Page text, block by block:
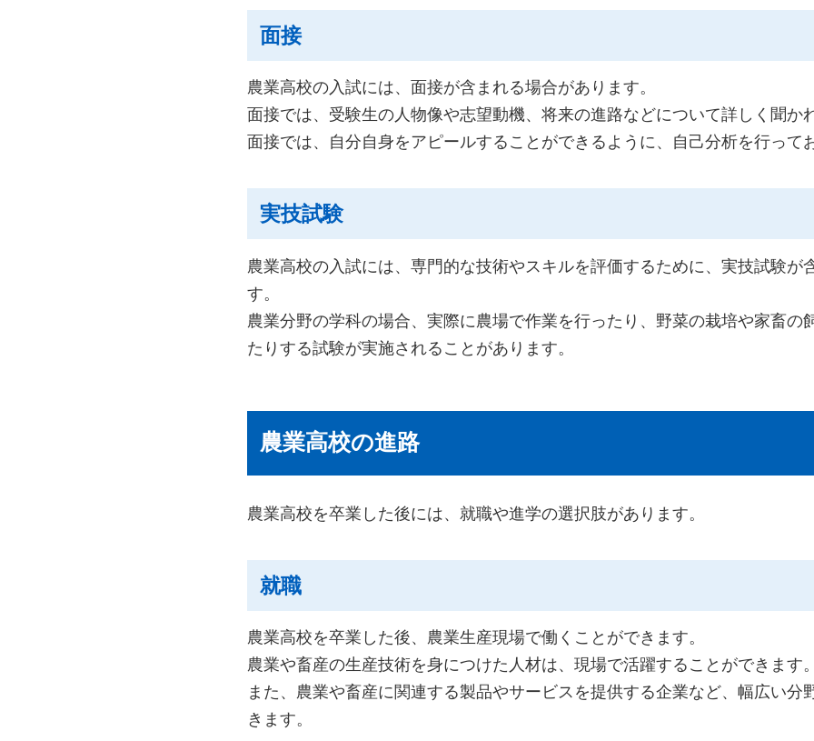
面接
農業高校の入試には、面接が含まれる場合があります。
面接では、受験生の人物像や志望動機、将来の進路などについて詳しく聞か
面接では、自分自身をアピールすることができるように、自己分析を行って
実技試験
農業高校の入試には、専門的な技術やスキルを評価するために、実技試験が
す。
農業分野の学科の場合、実際に農場で作業を行ったり、野菜の栽培や家畜の
たりする試験が実施されることがあります。
農業高校の進路
農業高校を卒業した後には、就職や進学の選択肢があります。
就職
農業高校を卒業した後、農業生産現場で働くことができます。
農業や畜産の生産技術を身につけた人材は、現場で活躍することができます。
また、農業や畜産に関連する製品やサービスを提供する企業など、幅広い分
きます。